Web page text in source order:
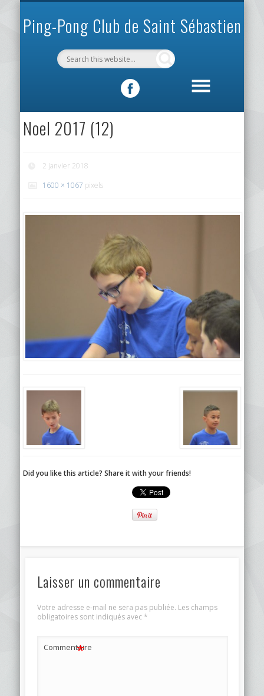
Ping-Pong Club de Saint Sébastien
Noel 2017 (12)
2 janvier 2018
1600 × 1067 pixels
Did you like this article? Share it with your friends!
Laisser un commentaire
Votre adresse e-mail ne sera pas publiée. Les champs
obligatoires sont indiqués avec*
Commentaire
*